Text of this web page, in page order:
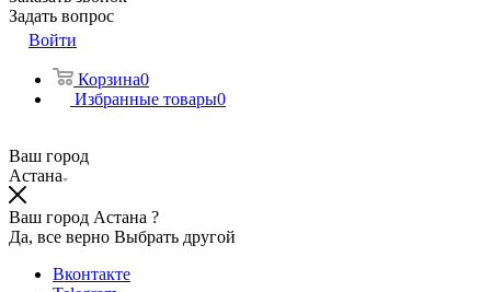
Задать вопрос
Войти
Корзина0
Избранные товары0
Ваш город
Астана
Ваш город Астана ?
Да, все верно Выбрать другой
Вконтакте